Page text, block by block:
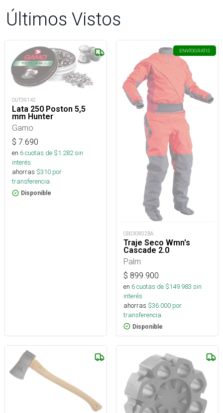
Últimos Vistos
OUT39142
Lata 250 Poston 5,5
mm Hunter
Gamo
$ 7.690
en 6cuotas de $1.282sin
interés
ahorras $310 por
transferencia.
Disponible
ENVÍOGRATIS
OD030802BA
Traje Seco Wmn's
Cascade 2.0
Palm
$ 899.900
en 6cuotas de $149.983 sin
interés
ahorras $36.000 por
transferencia.
Disponible